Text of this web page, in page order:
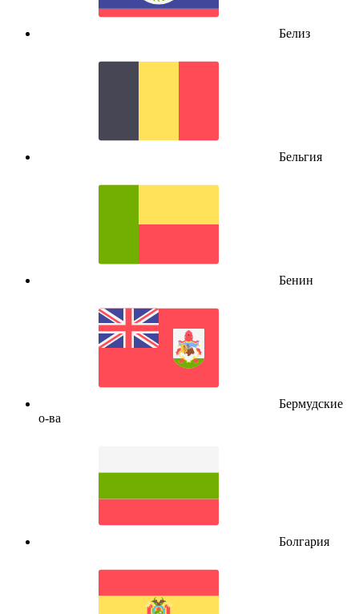
Белиз
Бельгия
Бенин
Бермудские
о-ва
Болгария